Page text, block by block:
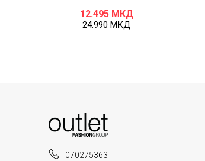
12.495 МКД
24.990МКД
070275363